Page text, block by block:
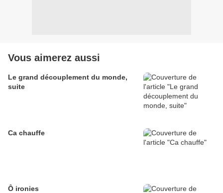
Vous aimerez aussi
Le grand découplement du monde,
suite
Ca chauffe
Ô ironies